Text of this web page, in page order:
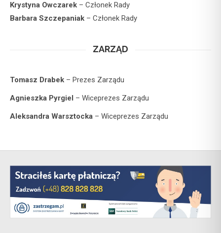
Krystyna Owczarek – Członek Rady
Barbara Szczepaniak – Członek Rady
ZARZĄD
Tomasz Drabek – Prezes Zarządu
Agnieszka Pyrgiel – Wiceprezes Zarządu
Aleksandra Warsztocka – Wiceprezes Zarządu